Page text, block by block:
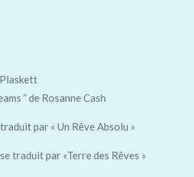
” de Rosanne Cash
par « Un Rêve Absolu »
traduit par «Terre des Rêves »